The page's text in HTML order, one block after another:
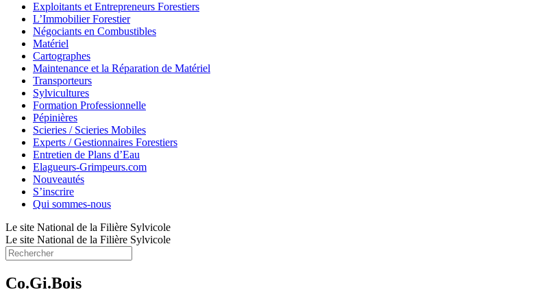
Exploitants et Entrepreneurs Forestiers
L’Immobilier Forestier
Négociants en Combustibles
Matériel
Cartographes
Maintenance et la Réparation de Matériel
Transporteurs
Sylvicultures
Formation Professionnelle
Pépinières
Scieries / Scieries Mobiles
Experts / Gestionnaires Forestiers
Entretien de Plans d’Eau
Elagueurs-Grimpeurs.com
Nouveautés
S’inscrire
Qui sommes-nous
Le site National de la Filière Sylvicole
Le site National de la Filière Sylvicole
Co.Gi.Bois